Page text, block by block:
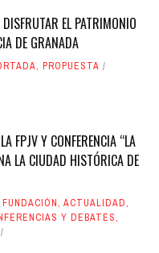
EL PATRIMONIO
DE GRANADA
, PROPUESTA
FPJV Y CONFERENCIA “LA
LA CIUDAD HISTÓRICA DE
, ACTUALIDAD,
Y DEBATES,